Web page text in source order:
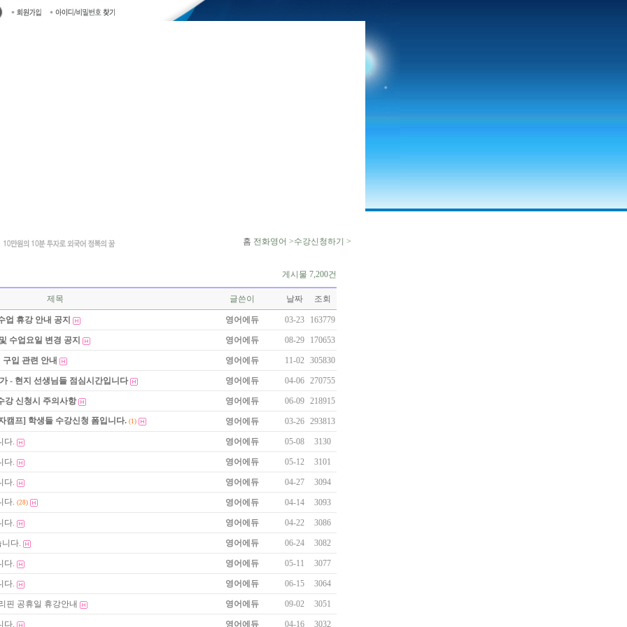
홈 전화영어 >수강신청하기 >
게시물 7,200건
제목 글쓴이 날짜 조회
업 휴강 안내 공지 영어에듀 03-23 163779
수업요일 변경 공지 영어에듀 08-29 170653
입 관련 안내 영어에듀 11-02 305830
- 현지 선생님들 점심시간입니다 영어에듀 04-06 270755
강 신청시 주의사항 영어에듀 06-09 218915
캠프] 학생들 수강신청 폼입니다. (1) 영어에듀 03-26 293813
다. 영어에듀 05-08 3130
다. 영어에듀 05-12 3101
다. 영어에듀 04-27
3094
다. (28) 영어에듀 04-14 3093
다. 영어에듀 04-22 3086
다. 영어에듀 06-24 3082
다. 영어에듀 05-11 3077
다. 영어에듀 06-15 3064
핀 공휴일 휴강안내 영어에듀 09-02 3051
다. 영어에듀 04-16 3032